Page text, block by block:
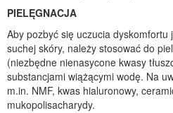
PIELĘGNACJA
Aby pozbyć się uczucia
suchej skóry, należy stosować do
(niezbędne nienasycone kwasy
substancjami wiążącymi wodę. Na
m.in. NMF, kwas hialuronowy,
mukopolisacharydy.